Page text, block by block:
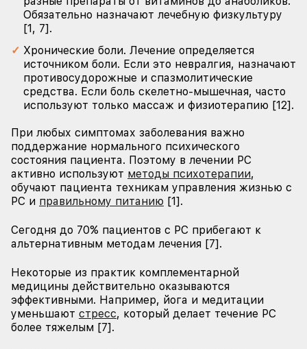
Обязательно назначают лечебную физкультуру
[1, 7].
Хронические боли. Лечение определяется
источником боли. Если это невралгия, назначают
противосудорожные и спазмолитические
средства. Если боль скелетно-мышечная, часто
используют только массаж и физиотерапию [12].
При любых симптомах заболевания важно
поддержание нормального психического
состояния пациента. Поэтому в лечении РС
активно используют методы психотерапии,
обучают пациента техникам управления жизнью с
РС и правильному питанию [1].
Сегодня до 70% пациентов с РС прибегают к
альтернативным методам лечения [7].
Некоторые из практик комплементарной
медицины действительно оказываются
эффективными. Например, йога и медитации
уменьшают стресс, который делает течение РС
более тяжелым [7].